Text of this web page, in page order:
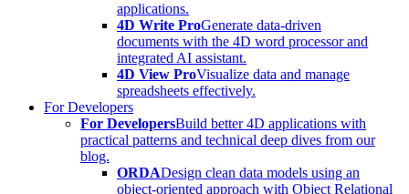
applications.
4D Write ProGenerate data-driven
documents with the 4D word processor and
integrated AI assistant.
4D View ProVisualize data and manage
spreadsheets effectively.
For Developers
For DevelopersBuild better 4D applications with
practical patterns and technical deep dives from our
blog.
ORDADesign clean data models using an
object-oriented approach with Object Relational